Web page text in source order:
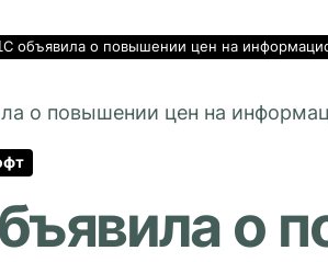
объявила о повышении цен на
о